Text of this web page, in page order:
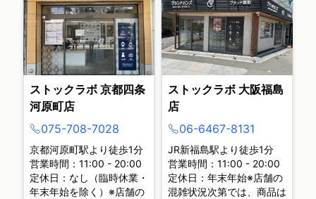
ストックラボ 京都四条
河原町店
075-708-7028
京都河原町駅より徒歩1分
営業時間：11:00 - 20:00
定休日：なし（臨時休業・
年末年始を除く）※店舗の
ストックラボ 大阪福島
店
06-6467-8131
JR新福島駅より徒歩1分
営業時間：11:00 - 20:00
定休日：年末年始※店舗の
混雑状況次第では、商品は